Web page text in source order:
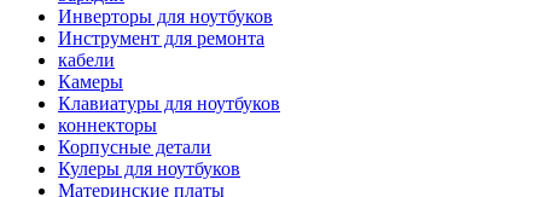
Инверторы для ноутбуков
Инструмент для ремонта
кабели
Камеры
Клавиатуры для ноутбуков
коннекторы
Корпусные детали
Кулеры для ноутбуков
Материнские платы